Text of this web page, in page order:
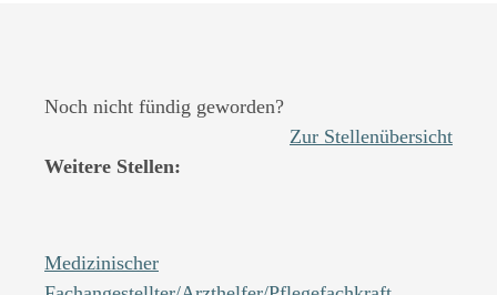
Noch nicht fündig geworden?
Weitere Stellen:
Zur Stellenübersicht
Medizinischer